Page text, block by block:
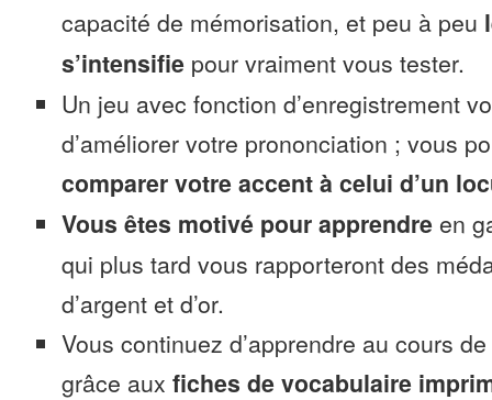
capacité de mémorisation, et peu à peu
s’intensifie pour vraiment vous tester.
Un jeu avec fonction d’enregistrement
d’améliorer votre prononciation ; vous
comparer votre accent à celui d’un
Vous êtes motivé pour apprendre en
qui plus tard vous rapporteront des
d’argent et d’or.
Vous continuez d’apprendre au cours
grâce aux fiches de vocabulaire